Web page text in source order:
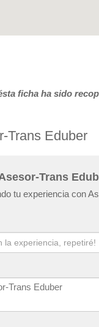
ficha ha sido
Trans Eduber
Trans
tu experiencia con